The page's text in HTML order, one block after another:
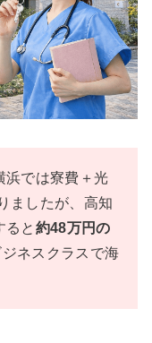
浜では寮費＋光
ましたが、高知
ると 約48万円の
ネスクラスで海